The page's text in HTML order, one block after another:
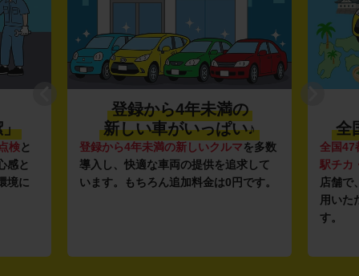
」
検と
感と
境に
登録から4年未満の
新しい車がいっぱい♪
登録から4年未満の新しいクルマを多数
導入し、快適な車両の提供を追求して
います。もちろん追加料金は0円です。
全
全国47
駅チカ
店舗で
用いた
す。